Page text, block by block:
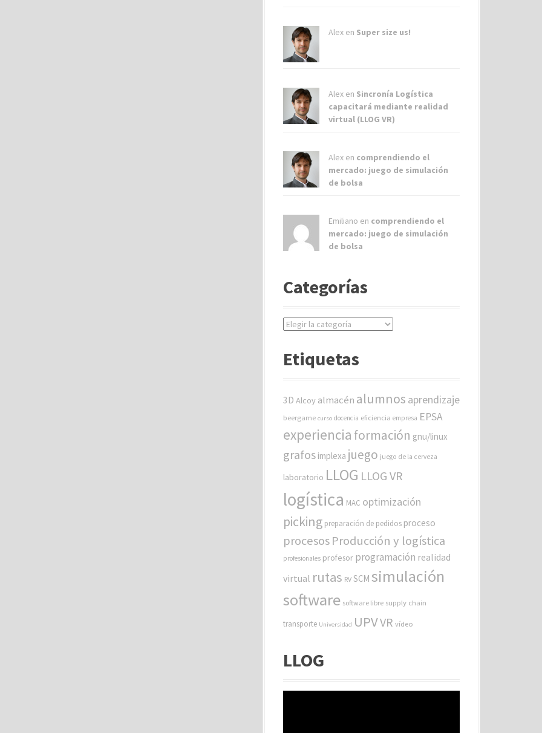
Alex en Super size us!
Alex en Sincronía Logística
capacitará mediante realidad
virtual (LLOG VR)
Alex en comprendiendo el
mercado: juego de simulación
de bolsa
Emiliano en comprendiendo el
mercado: juego de simulación
de bolsa
Categorías
C
e
r
s
Etiquetas
3D Alcoy almacén alumnos aprendizaje
beergame curso docencia eficiencia empresa EPSA
experiencia formación gnu/linux
grafos implexa juego juego de la cerveza
laboratorio LLOG LLOG VR
logística MAC optimización
picking preparación de pedidos proceso
procesosProducción y logística
profesionales profesor programación realidad
virtual rutas RV SCM simulación
software software libre supply chain
transporte Universidad UPVVR vídeo
LLOG